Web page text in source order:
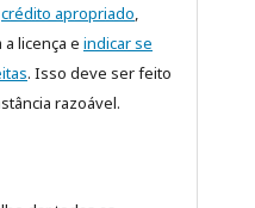
crédito apropriado,
licença e indicar se
. Isso deve ser feito
razoável.